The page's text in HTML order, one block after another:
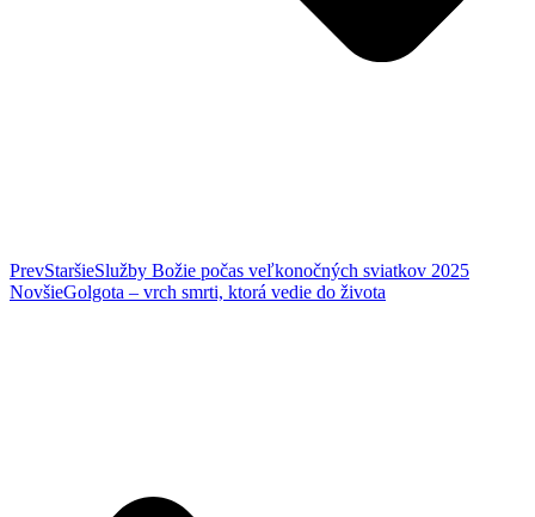
PrevStaršieSlužby Božie počas veľkonočných sviatkov 2025
NovšieGolgota – vrch smrti, ktorá vedie do života